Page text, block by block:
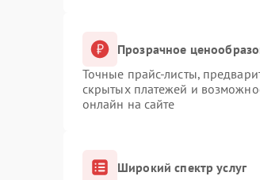
Прозрачное
Точные прайс-листы,
скрытых платежей и
онлайн на сайте
Широкий спектр услуг